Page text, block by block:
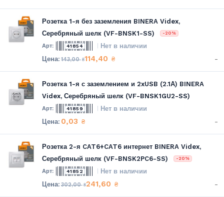
Розетка 1-я без заземления BINERA Videx,
Серебряный шелк (VF-BNSK1-SS)
-20%
41854 Нет в наличии
143,00₴114,40 ₴ -
Розетка 1-я с заземлением и 2xUSB (2.1А) BINERA
Videx, Серебряный шелк (VF-BNSK1GU2-SS)
41859 Нет в наличии
0,03 ₴ -
Розетка 2-я CAT6+CAT6 интернет BINERA Videx,
Серебряный шелк (VF-BNSK2PC6-SS)
-20%
41852 Нет в наличии
302,00₴241,60 ₴ -